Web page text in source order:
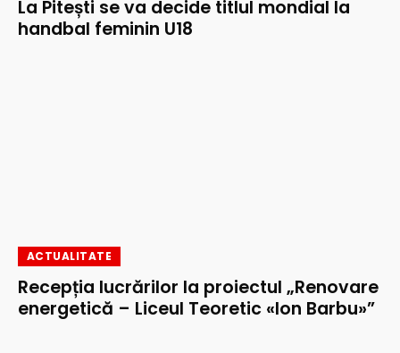
La Pitești se va decide titlul mondial la
handbal feminin U18
ACTUALITATE
Recepția lucrărilor la proiectul „Renovare
energetică – Liceul Teoretic «Ion Barbu»”